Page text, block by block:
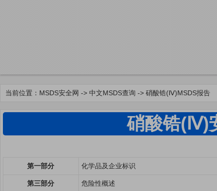
当前位置： MSDS安全网 -> 中文MSDS查询 -> 硝酸锆(Ⅳ)MSDS报告
硝酸锆(Ⅳ)
第一部分 化学品及企业标识
第三部分 危险性概述